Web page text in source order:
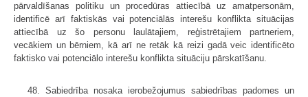
pārvaldīšanas politiku un procedūras attiecībā uz amatpersonām,
identificē arī faktiskās vai potenciālās interešu konflikta situācijas
attiecībā uz šo personu laulātajiem, reģistrētajiem partneriem,
vecākiem un bērniem, kā arī ne retāk kā reizi gadā veic identificēto
faktisko vai potenciālo interešu konflikta situāciju pārskatīšanu.
48. Sabiedrība nosaka ierobežojumus sabiedrības padomes un